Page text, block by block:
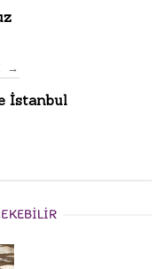
→
İstanbul